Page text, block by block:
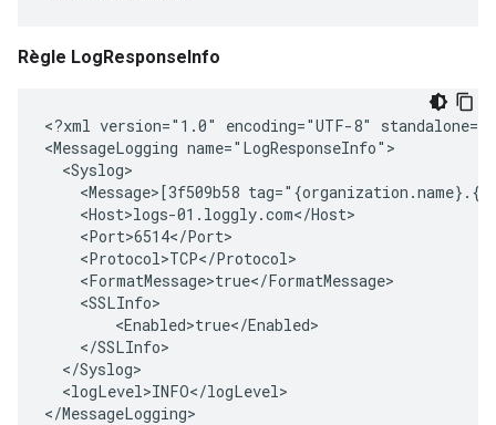
Règle LogResponseInfo
<?xml version="1.0" encoding="UTF-8"
<MessageLogging name="LogResponseInfo">
  <Syslog>
<Message>[3f509b58
    <Host>logs-01.loggly.com</Host>
    <Port>6514</Port>
    <Protocol>TCP</Protocol>
    <FormatMessage>true</FormatMessage>
    <SSLInfo>
        <Enabled>true</Enabled>
    </SSLInfo>
  </Syslog>
  <logLevel>INFO</logLevel>
</MessageLogging>